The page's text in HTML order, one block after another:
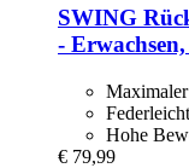
SWING
-​
Hohe
€ 79,99